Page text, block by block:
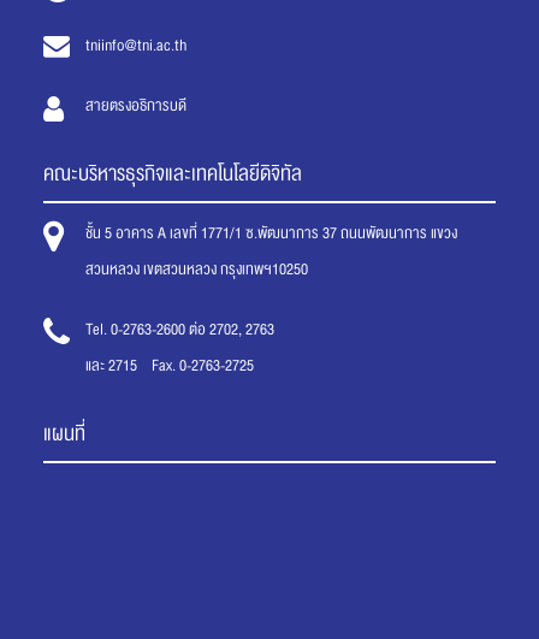
tniinfo@tni.ac.th
สายตรงอธิการบดี
คณะบริหารธุรกิจและเทคโนโลยีดิจิทัล
ชั้น 5 อาคาร A เลขที่ 1771/1 ซ.พัฒนาการ 37 ถนนพัฒนาการ แขวง
สวนหลวง เขตสวนหลวง กรุงเทพฯ10250
Tel. 0-2763-2600 ต่อ 2702, 2763
และ 2715 Fax. 0-2763-2725
แผนที่